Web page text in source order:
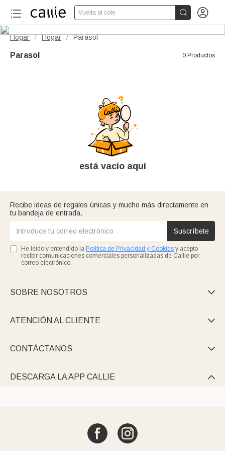
Vuelta al cole  
Hogar / Hogar / Parasol
Parasol 0 Productos
está vacío aquí
Recibe ideas de regalos únicas y mucho más directamente en
tu bandeja de entrada.
Suscríbete
He leído y entendido la Política de Privacidad y Cookies y acepto
recibir comunicaciones comerciales personalizadas de Callie por
correo electrónico.
SOBRE NOSOTROS 
ATENCIÓN AL CLIENTE 
CONTÁCTANOS 
DESCARGA LA APP CALLIE 